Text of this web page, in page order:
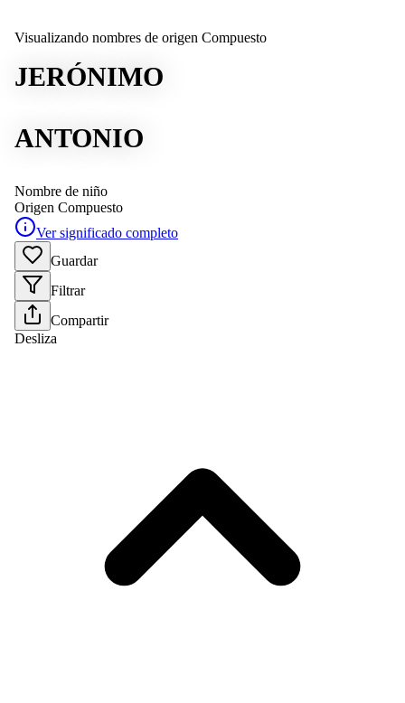
Visualizando nombres de origen Compuesto
JERÓNIMO
ANTONIO
Nombre de niño
Origen Compuesto
Ver significado completo
Guardar
Filtrar
Compartir
Desliza